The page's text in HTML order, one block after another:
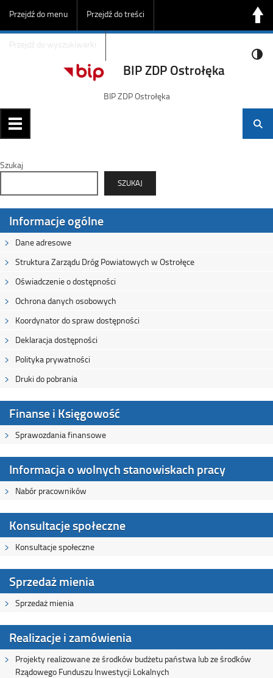
Przejdź do menu Przejdź do treści
Przejdź do wyszukiwarki
BIP ZDP Ostrołęka
BIP ZDP Ostrołęka
Szukaj
SZUKAJ
Informacje ogólne
Dane adresowe
Struktura Zarządu Dróg Powiatowych w Ostrołęce
Oświadczenie o dostępności
Ochrona danych osobowych
Koordynator do spraw dostępności
Deklaracja dostępności
Polityka prywatności
Druki do pobrania
Finanse i Księgowość
Sprawozdania finansowe
Informacja o wolnych stanowiskach pracy
Nabór pracowników
Konsultacje społeczne
Konsultacje społeczne
Sprzedaż mienia
Sprzedaż mienia
Realizacje i zamówienia
Projekty realizowane ze środków budżetu państwa lub ze środków
Rządowego Funduszu Inwestycji Lokalnych